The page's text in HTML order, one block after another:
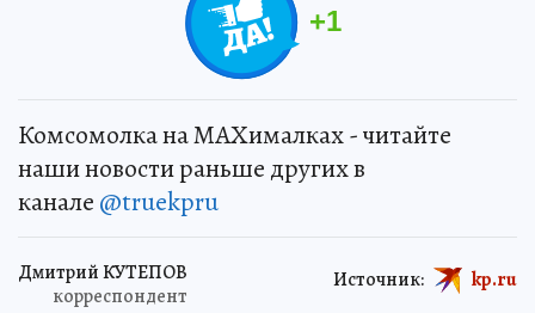
+1
Комсомолка на MAXималках - читайте
наши новости раньше других в
канале @truekpru
Дмитрий КУТЕПОВ
корреспондент
Источник: kp.ru